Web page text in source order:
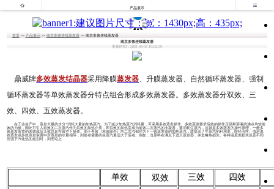

产品展示

首页 >> 产品展示>> 南京多效连续蒸发器>> 南京多效连续蒸发器
南京多效连续蒸发器
更新时间：2021-03-03 10:02:39
鼎威牌多效蒸发结晶器采用降膜蒸发器 、升膜蒸发器、自然循环蒸发器、强制
循环蒸发器等单效蒸发器分特点组合形成多效蒸发器。多效蒸发器分双效、三
效、四效、五效蒸发器。
在工业生产中，蒸发大量的水分*消耗大量的加热蒸汽。为了减少加热蒸汽消耗量，可采用多效蒸发操作。多效蒸发要求后效的操作压强和溶液的沸点均较前
效的为低，因此可引入前效的二次蒸汽作为后效的加热介质，即后效的加热室成为前效二次蒸汽的冷凝器，要消耗生蒸汽，这就是多效蒸发的操作原理，一般多
效蒸发装置的末效或后几效总是在真空下操作。由于各效（末效除外）的二次汽都作为下一效蒸发器的加热蒸汽，故提高了生蒸汽的利用率，即经济性。假若单
效蒸发或多效蒸发装置中所蒸发的水量相等，则前者需要的生蒸汽量远大于后者。例如，当原料在沸点下进入蒸发器，并忽略热损失、各种温度差损失以及不同
压强下汽化热的差别时，则理论上
单效 双效 三效 四效